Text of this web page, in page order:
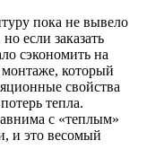
пока не вывело
если заказать
сэкономить на
который
свойства
тепла.
с «теплым»
и это весомый